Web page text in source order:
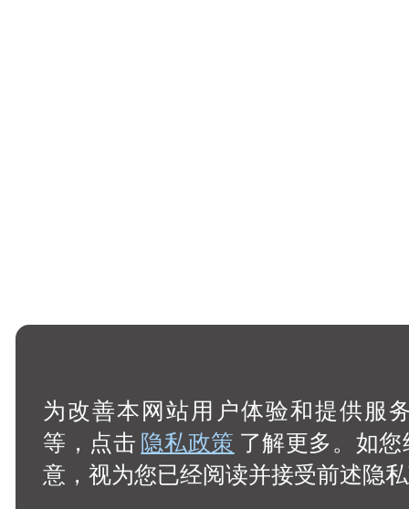
为改善本网站用户体验和提供服
等，点击隐私政策 了解更多。如
意，视为您已经阅读并接受前述隐